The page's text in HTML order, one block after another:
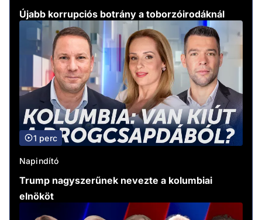
Újabb korrupciós botrány a toborzóirodáknál
1 perc
Napindító
Trump nagyszerűnek nevezte a kolumbiai
elnököt